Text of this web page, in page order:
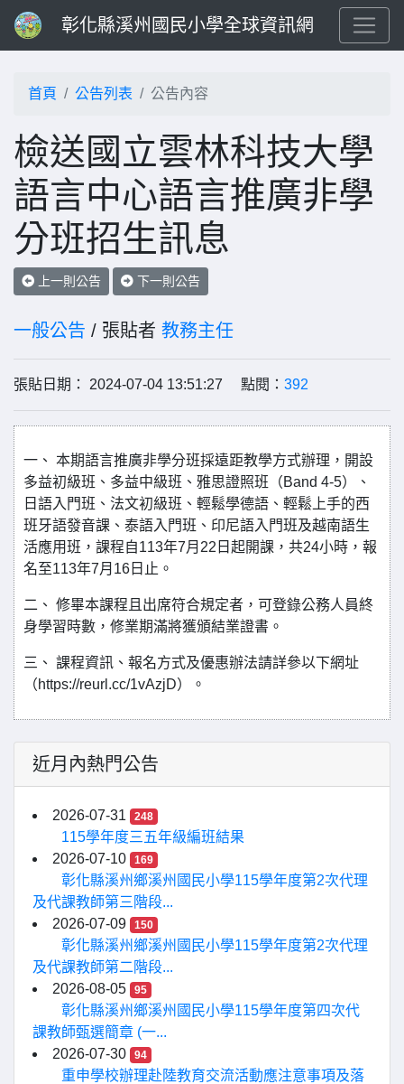
彰化縣溪州國民小學全球資訊網
首頁 公告列表 公告內容
檢送國立雲林科技大學
語言中心語言推廣非學
分班招生訊息
上一則公告 下一則公告
一般公告 / 張貼者 教務主任
張貼日期： 2024-07-04 13:51:27 點閱： 392
一、 本期語言推廣非學分班採遠距教學方式辦理，開設
多益初級班、多益中級班、雅思證照班（Band 4-5）、
日語入門班、法文初級班、輕鬆學德語、輕鬆上手的西
班牙語發音課、泰語入門班、印尼語入門班及越南語生
活應用班，課程自113年7月22日起開課，共24小時，報
名至113年7月16日止。
二、 修畢本課程且出席符合規定者，可登錄公務人員終
身學習時數，修業期滿將獲頒結業證書。
三、 課程資訊、報名方式及優惠辦法請詳參以下網址
（https://reurl.cc/1vAzjD）。
近月內熱門公告
2026-07-31 248
115學年度三五年級編班結果
2026-07-10
169
彰化縣溪州鄉溪州國民小學115學年度第2次代理
及代課教師第三階段...
2026-07-09
150
彰化縣溪州鄉溪州國民小學115學年度第2次代理
及代課教師第二階段...
2026-08-05
95
彰化縣溪州鄉溪州國民小學115學年度第四次代
課教師甄選簡章 (一...
2026-07-30
94
重申學校辦理赴陸教育交流活動應注意事項及落